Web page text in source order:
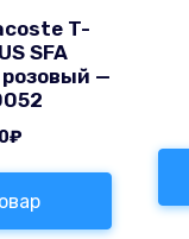
T-
SFA
—
₽